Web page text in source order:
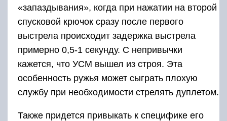
«запаздывания», когда при нажатии на второй
спусковой крючок сразу после первого
выстрела происходит задержка выстрела
примерно 0,5-1 секунду. С непривычки
кажется, что УСМ вышел из строя. Эта
особенность ружья может сыграть плохую
службу при необходимости стрелять дуплетом.
Также придется привыкать к специфике его